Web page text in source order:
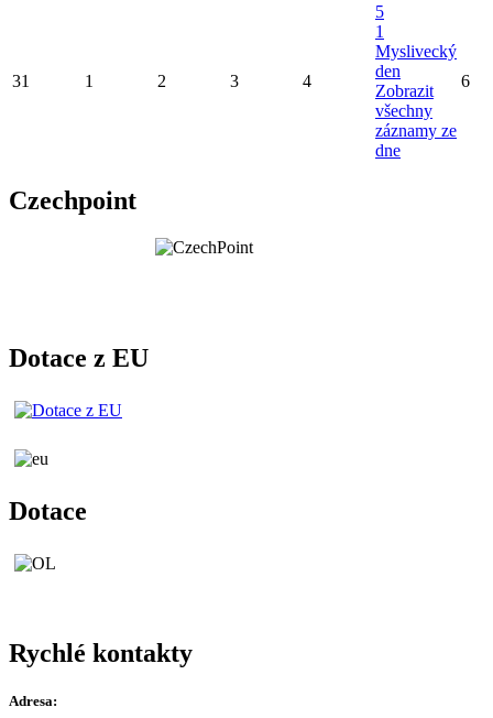
31 1 2 3 4
5
1
Myslivecký
den
Zobrazit
všechny
záznamy ze
dne
6
Czechpoint
Dotace z EU
Dotace
Rychlé kontakty
Adresa: